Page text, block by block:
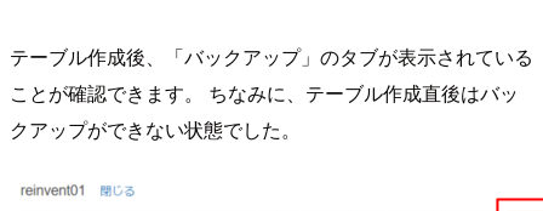
テーブル作成後、「バックアップ」のタブが表示されている
ことが確認できます。 ちなみに、テーブル作成直後はバッ
クアップができない状態でした。